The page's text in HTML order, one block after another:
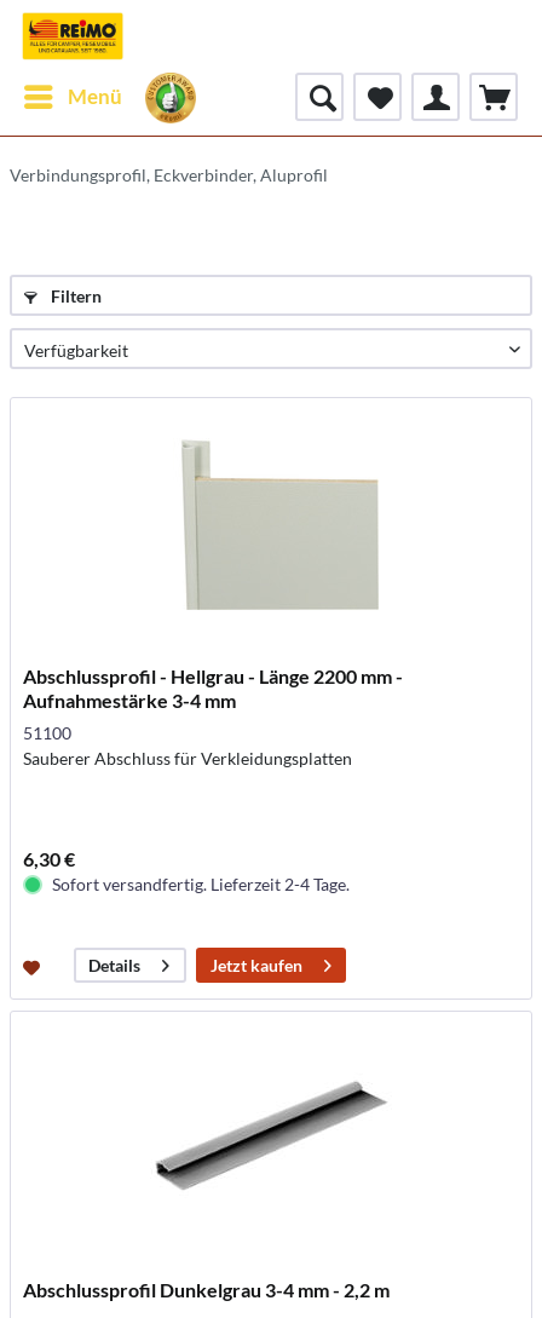
Menü
Verbindungsprofil, Eckverbinder, Aluprofil
Filtern
Abschlussprofil - Hellgrau - Länge 2200 mm -
Aufnahmestärke 3-4 mm
51100
Sauberer Abschluss für Verkleidungsplatten
6,30 €
Sofort versandfertig. Lieferzeit 2-4 Tage.
Details Jetzt kaufen
Abschlussprofil Dunkelgrau 3-4 mm - 2,2 m